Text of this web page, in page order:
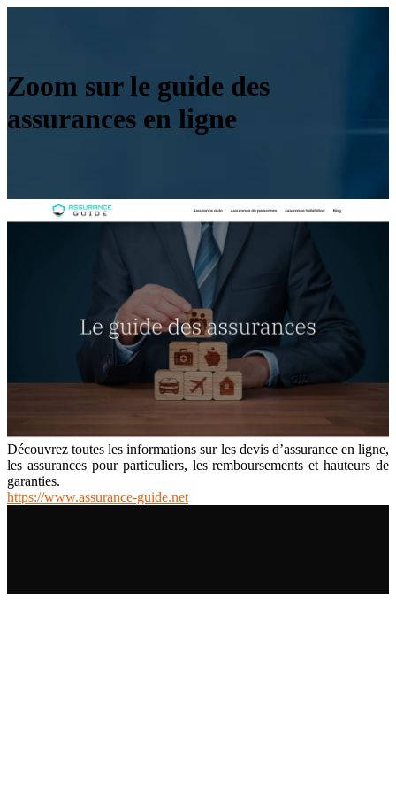
Zoom sur le guide des
assurances en ligne
Découvrez toutes les informations sur les devis d’assurance en ligne,
les assurances pour particuliers, les remboursements et hauteurs de
garanties.
https://www.assurance-guide.net